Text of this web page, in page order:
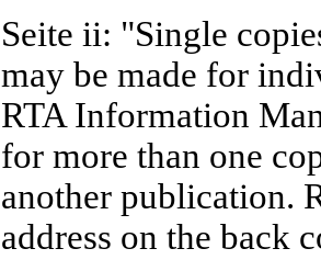
Seite ii: "Single
may be made for
RTA Information
for more than one
another publication.
address on the back